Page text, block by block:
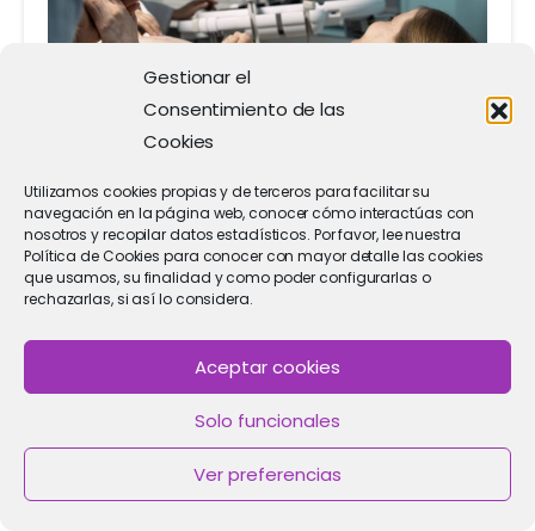
Gestionar el
Consentimiento de las
Cookies
Utilizamos cookies propias y de terceros para facilitar su
navegación en la página web, conocer cómo interactúas con
nosotros y recopilar datos estadísticos. Por favor, lee nuestra
Política de Cookies para conocer con mayor detalle las cookies
que usamos, su finalidad y como poder configurarlas o
rechazarlas, si así lo considera.
Aceptar cookies
Solo funcionales
Ver preferencias
Pruebas diagnósticas importantes y análisis
Ecografía transvaginal: todo lo
que necesitas saber
06/06/2024